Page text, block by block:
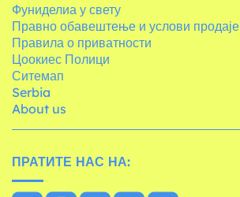
Фуниделиа у свету
Правно обавештење и услови продаје
Правила о приватности
Цоокиес Полици
Ситемап
Serbia
About us
ПРАТИТЕ НАС НА: